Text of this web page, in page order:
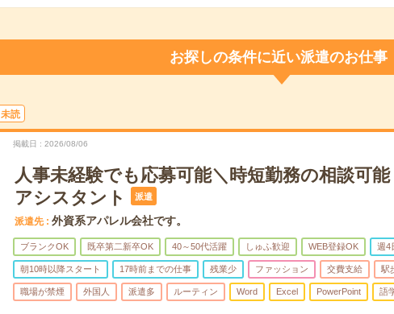
お探しの条件に近い派遣のお仕事
未読
掲載日 2026/08/06
人事未経験でも応募可能＼時短勤務の相談可
アシスタント
派遣
派遣先 外資系アパレル会社です。
ブランクOK 既卒第二新卒OK 40～50代活躍 しゅふ歓迎 WEB登録OK 週4
朝10時以降スタート 17時前までの仕事 残業少 ファッション 交費支給 駅
職場が禁煙 外国人 派遣多 ルーティン Word Excel PowerPoint 語